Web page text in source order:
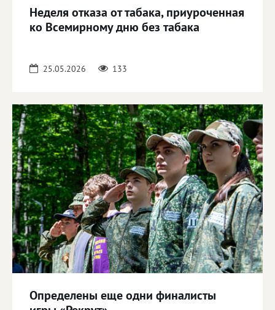
Неделя отказа от табака, приуроченная
ко Всемирному дню без табака
25.05.2026 133
Определены еще одни финалисты